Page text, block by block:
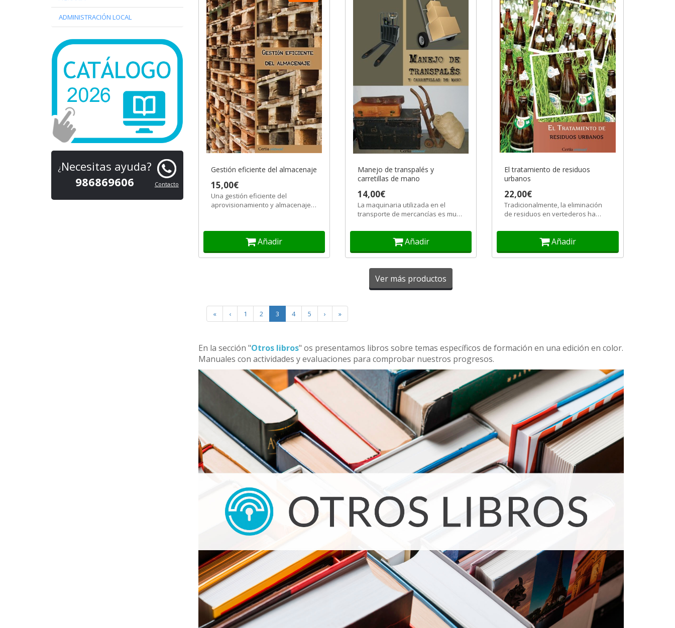
Gestión eficiente del almacenaje
15,00€
Una gestión eficiente del
aprovisionamiento y almacenaje
Añadir
Manejo de transpalés y
carretillas de mano
14,00€
La maquinaria utilizada en el
transporte de mercancías es muy
la...
Añadir
El tratamiento de residuos
urbanos
22,00€
Tradicionalmente, la eliminación
de residuos en vertederos ha
muy...
Añadir
Ver más productos
« ‹ 1 2 3 4 5 › »
En la sección "Otros libros" os presentamos libros sobre temas específicos de formación en una edición en color.
Manuales con actividades y evaluaciones para comprobar nuestros progresos.
ADMINISTRACIÓN LOCAL
Contacto
¿ Necesitas ayuda?
986869606